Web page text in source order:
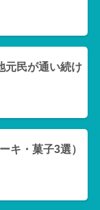
元民が通い続け
キ・菓子3選）